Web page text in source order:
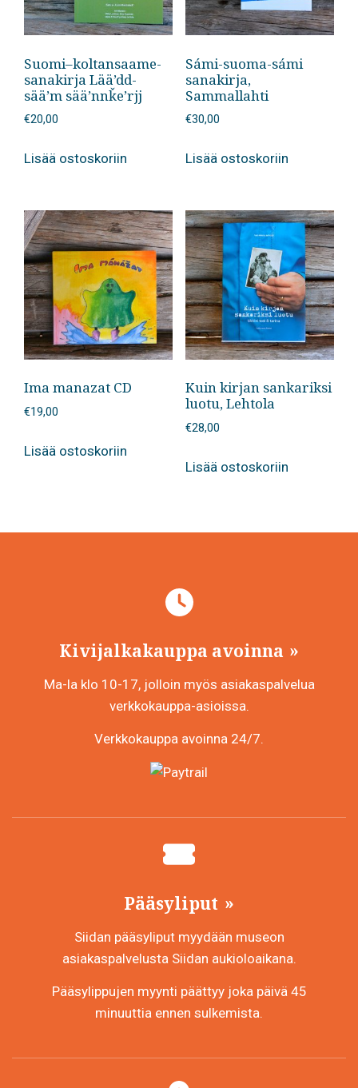
Suomi–koltansaame-
sanakirja Lää’dd-
sää’m sää’nnǩe’rjj
€20,00
Lisää ostoskoriin
Sámi-suoma-sámi
sanakirja,
Sammallahti
€30,00
Lisää ostoskoriin
Ima manazat CD
€19,00
Lisää ostoskoriin
Kuin kirjan sankariksi
luotu, Lehtola
€28,00
Lisää ostoskoriin
Kivijalkakauppa avoinna
Ma-la klo 10-17, jolloin myös asiakaspalvelua
verkkokauppa-asioissa.
Verkkokauppa avoinna 24/7.
Pääsyliput
Siidan pääsyliput myydään museon
asiakaspalvelusta Siidan aukioloaikana.
Pääsylippujen myynti päättyy joka päivä 45
minuuttia ennen sulkemista.